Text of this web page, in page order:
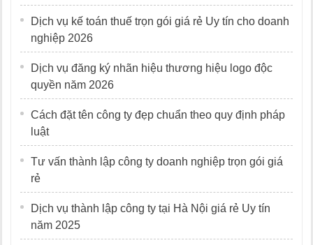
Dịch vụ kế toán thuế trọn gói giá rẻ Uy tín cho doanh
nghiệp 2026
Dịch vụ đăng ký nhãn hiệu thương hiệu logo độc
quyền năm 2026
Cách đặt tên công ty đẹp chuẩn theo quy định pháp
luật
Tư vấn thành lập công ty doanh nghiệp trọn gói giá
rẻ
Dịch vụ thành lập công ty tại Hà Nội giá rẻ Uy tín
năm 2025